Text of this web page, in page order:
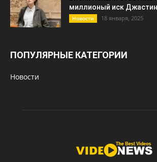
миллионый иск
Новости 18 января, 2025
ПОПУЛЯРНЫЕ КАТЕГОРИИ
Новости